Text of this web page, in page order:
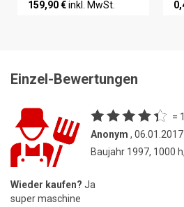
159,90 €inkl. MwSt.
Einzel-Bewertungen
=
Anonym , 06.01.2017
Baujahr 1997, 1000
Wieder kaufen? Ja
super maschine